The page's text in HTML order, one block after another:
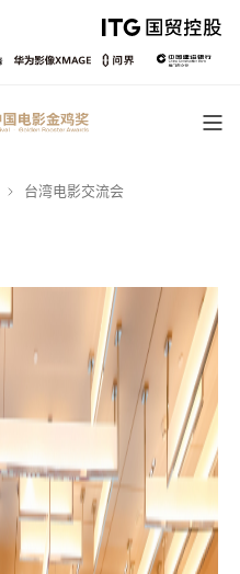
台湾电影交流会